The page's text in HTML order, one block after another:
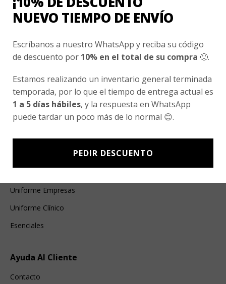
Guarda mi nombre, correo electrónico y web
comente.
Uniforme Escolar Genéricos
Uniforme Empresas
Uniforme Clínico
Esenciales
Ayuda Al Cliente
Contacto
NUEVO TIEMPO DE ENVÍO
Escríbanos a nuestro WhatsApp y reciba su código
de descuento por 10% en el total de su compra 🙂.
Estamos realizando un inventario general terminada
temporada, por lo que el tiempo de entrega actual es
1 a 5 días hábiles, y la respuesta en WhatsApp
puede tardar un poco más de lo normal 😊.
PEDIR DESCUENTO